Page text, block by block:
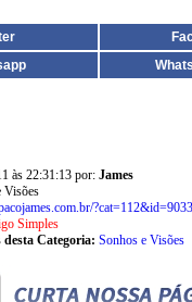
às 22:31:13 por: James
Visões
?cat=112&id=9033
Simples
desta Categoria: Sonhos e Visões